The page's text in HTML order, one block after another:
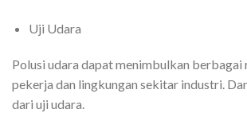
Uji Udara
Polusi udara dapat menimbulkan berbagai
pekerja dan lingkungan sekitar industri.
dari uji udara.